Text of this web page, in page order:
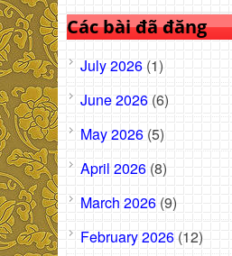
Các bài đã đăng
July 2026 (1)
June 2026 (6)
May 2026 (5)
April 2026 (8)
March 2026 (9)
February 2026 (12)